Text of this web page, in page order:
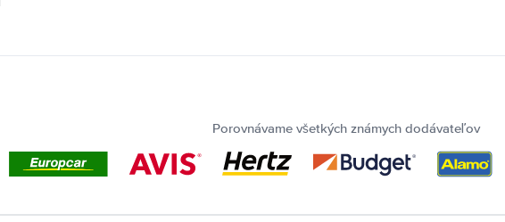
Porovnávame všetkých známych dodávateľov